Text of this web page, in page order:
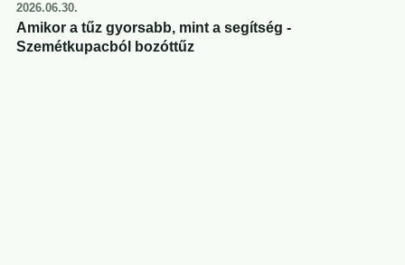
2026.06.30.
Amikor a tűz gyorsabb, mint a segítség -
Szemétkupacból bozóttűz